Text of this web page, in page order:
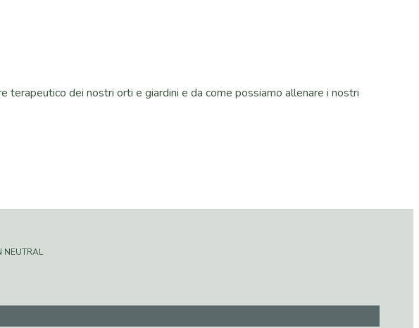
terapeutico dei nostri orti e giardini e da come possiamo allenare i nostri
NEUTRAL